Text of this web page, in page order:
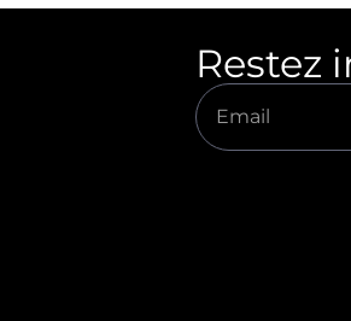
Restez